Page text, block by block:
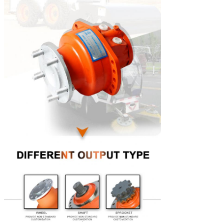
650 850
0-390 0-310 0-285
Η τυποποιημένη μετατόπιση είναι 18kW (HMSE02
μεταβλητή περιστροφή 12kW προτεραιότητας
καμία προτεραιότητα δεν είναι 9kW (HMSE02 11kW)